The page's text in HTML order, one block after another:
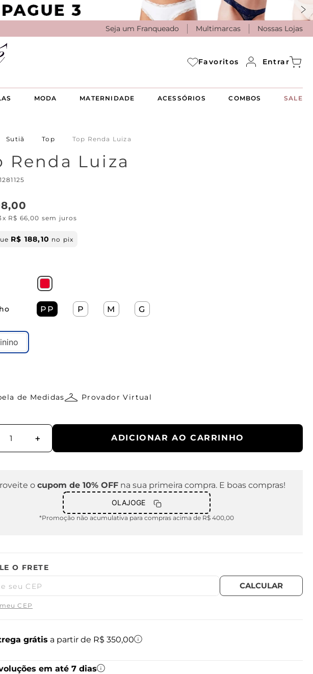
Seja um Franqueado Multimarcas Nossas Lojas
Favoritos Entrar
MODA MATERNIDADE ACESSÓRIOS COMBOS SALE
Sutiã Top Top Renda Luiza
Renda Luiza
,00
x R$ 66,00 sem juros
R$ 188,10 no pix
PP P M G
Provador Virtual
de Medidas
＋ ADICIONAR AO CARRINHO
o cupom de 10% OFFna sua primeira compra. E boas compras!
OLAJOGE
*Promoção não acumulativa para compras acima de R$ 400,00
CEP
grátis a partir de R$ 350,00
em até 7 dias